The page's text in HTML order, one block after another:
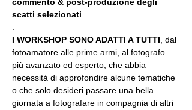
scatti selezionati
I WORKSHOP SONO ADATTI A TUTTI , dal
fotoamatore alle prime armi, al fotografo
più avanzato ed esperto, che abbia
necessità di approfondire alcune tematiche
o che solo desideri passare una bella
giornata a fotografare in compagnia di altri